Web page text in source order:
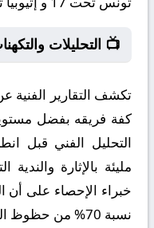
📺 التحليلات
تكشف التقارير الفنية
كفة فريقه بفضل
التحليل الفني قبل
مليئة بالإثارة
خبراء الإحصاء على
نسبة 70% من حظوظ الظفر بالنقاط الثلاث.